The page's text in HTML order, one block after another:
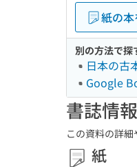
紙の
別の方法で探
日本の古
Google
書誌情報
この資料の詳
紙